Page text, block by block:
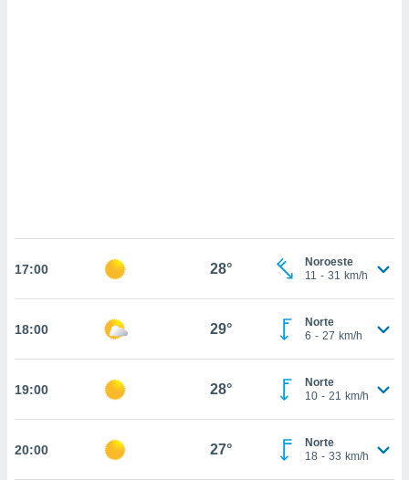
aceptar
de
sitio
17:00 28°
Noroeste
11 - 31 km/h
18:00 29°
Norte
6 - 27 km/h
19:00 28°
Norte
10 - 21 km/h
20:00 27°
Norte
18 - 33 km/h